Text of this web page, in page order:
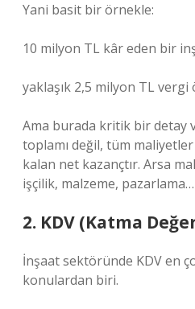
Yani basit bir örnekle:
10 milyon TL kâr eden bir
yaklaşık 2,5 milyon TL vergi
Ama burada kritik bir detay
toplamı değil, tüm
kalan net kazançtır. Arsa
işçilik, malzeme,
2. KDV (Katma
İnşaat sektöründe KDV en
konulardan biri.